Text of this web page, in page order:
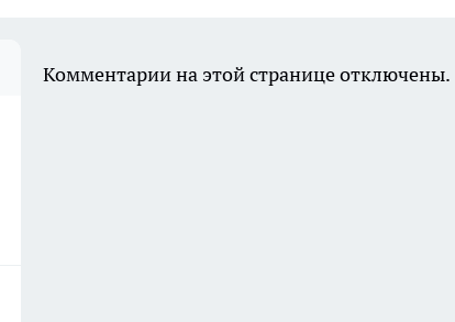
Комментарии на этой странице отключены.